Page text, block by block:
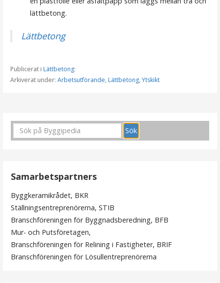
lättbetong.
Lättbetong
Publicerat i Lättbetong:
Arkiverat under: Arbetsutförande, Lättbetong, Ytskikt
g
n
Samarbetspartners
Byggkeramikrådet, BKR
Ställningsentreprenörerna, STIB
Branschföreningen för Byggnadsberedning, BFB
Mur- och Putsföretagen,
Branschföreningen för Relining i Fastigheter, BRIF
Branschföreningen för Lösullentreprenörerna